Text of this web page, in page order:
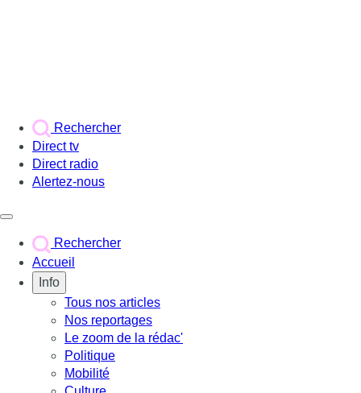
Rechercher
Direct tv
Direct radio
Alertez-nous
Rechercher
Accueil
Info
Tous nos articles
Nos reportages
Le zoom de la rédac'
Politique
Mobilité